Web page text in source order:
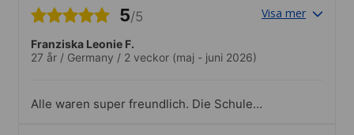
5/5 Visa mer
Franziska Leonie F.
27 år / Germany / 2 veckor (maj - juni 2026)
Alle waren super freundlich. Die Schule